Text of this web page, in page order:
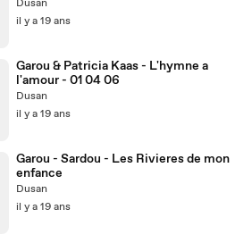
Dusan
il y a 19 ans
Garou & Patricia Kaas - L'hymne a
l'amour - 01 04 06
Dusan
il y a 19 ans
Garou - Sardou - Les Rivieres de mon
enfance
Dusan
il y a 19 ans